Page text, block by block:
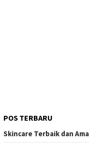
POS TERBARU
Skincare Terbaik dan